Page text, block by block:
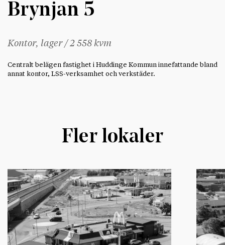
Brynjan 5
Kontor, lager / 2 558 kvm
Centralt belägen fastighet i Huddinge Kommun innefattande bland
annat kontor, LSS-verksamhet och verkstäder.
Fler lokaler